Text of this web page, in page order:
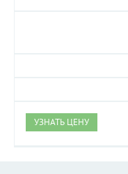
УЗНАТЬ ЦЕНУ